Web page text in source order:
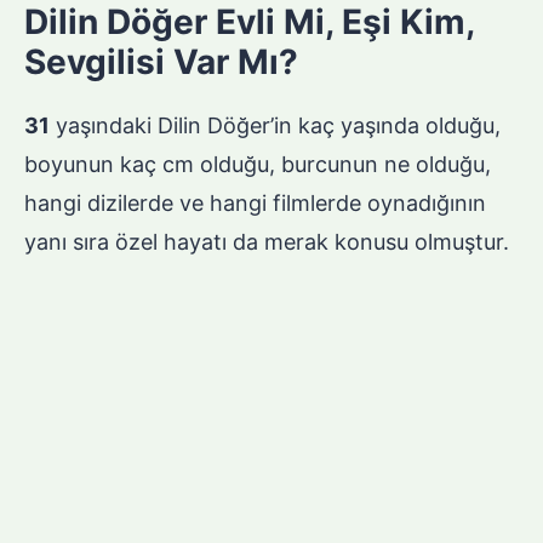
Dilin Döğer Evli Mi, Eşi Kim,
Sevgilisi Var Mı?
31 yaşındaki Dilin Döğer’in kaç yaşında olduğu,
boyunun kaç cm olduğu, burcunun ne olduğu,
hangi dizilerde ve hangi filmlerde oynadığının
yanı sıra özel hayatı da merak konusu olmuştur.